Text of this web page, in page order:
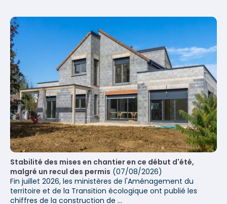
Stabilité des mises en chantier en ce début d'été,
malgré un recul des permis (07/08/2026)
Fin juillet 2026, les ministères de l'Aménagement du
territoire et de la Transition écologique ont publié les
chiffres de la construction de ...